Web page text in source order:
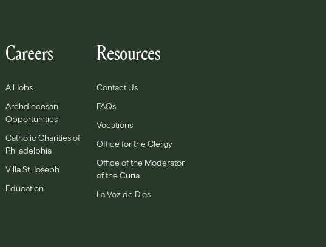
Careers
All Jobs
Archdiocesan
Opportunities
Catholic Charities of
Philadelphia
Villa St. Joseph
Education
Resources
Contact Us
FAQs
Vocations
Office for the Clergy
Office of the Moderator
of the Curia
La Voz de Dios